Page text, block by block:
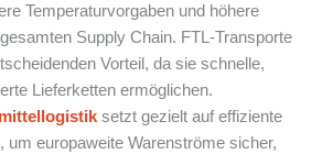
Temperaturvorgaben und höhere
Supply Chain. FTL-Transporte
Vorteil, da sie schnelle,
Lieferketten ermöglichen.
setzt gezielt auf effiziente
, um europaweite Warenströme sicher,